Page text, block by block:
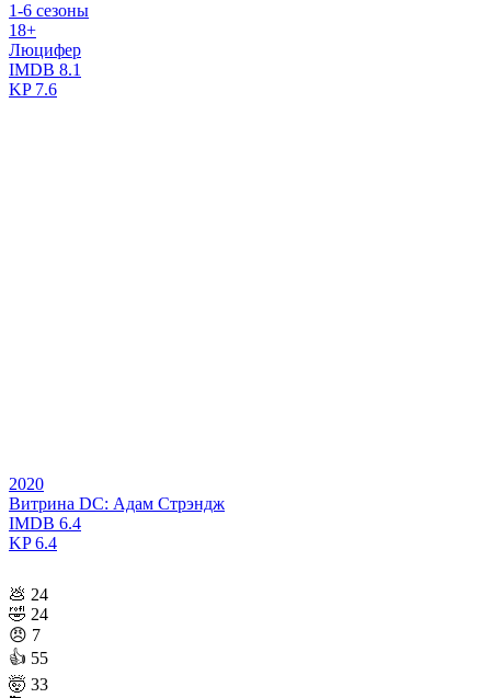
1-6 сезоны
18+
Люцифер
IMDB 8.1
KP7.6
2020
Витрина DC: Адам Стрэндж
IMDB 6.4
KP6.4
💩 24
🤣 24
😠 7
👍 55
🤯 33